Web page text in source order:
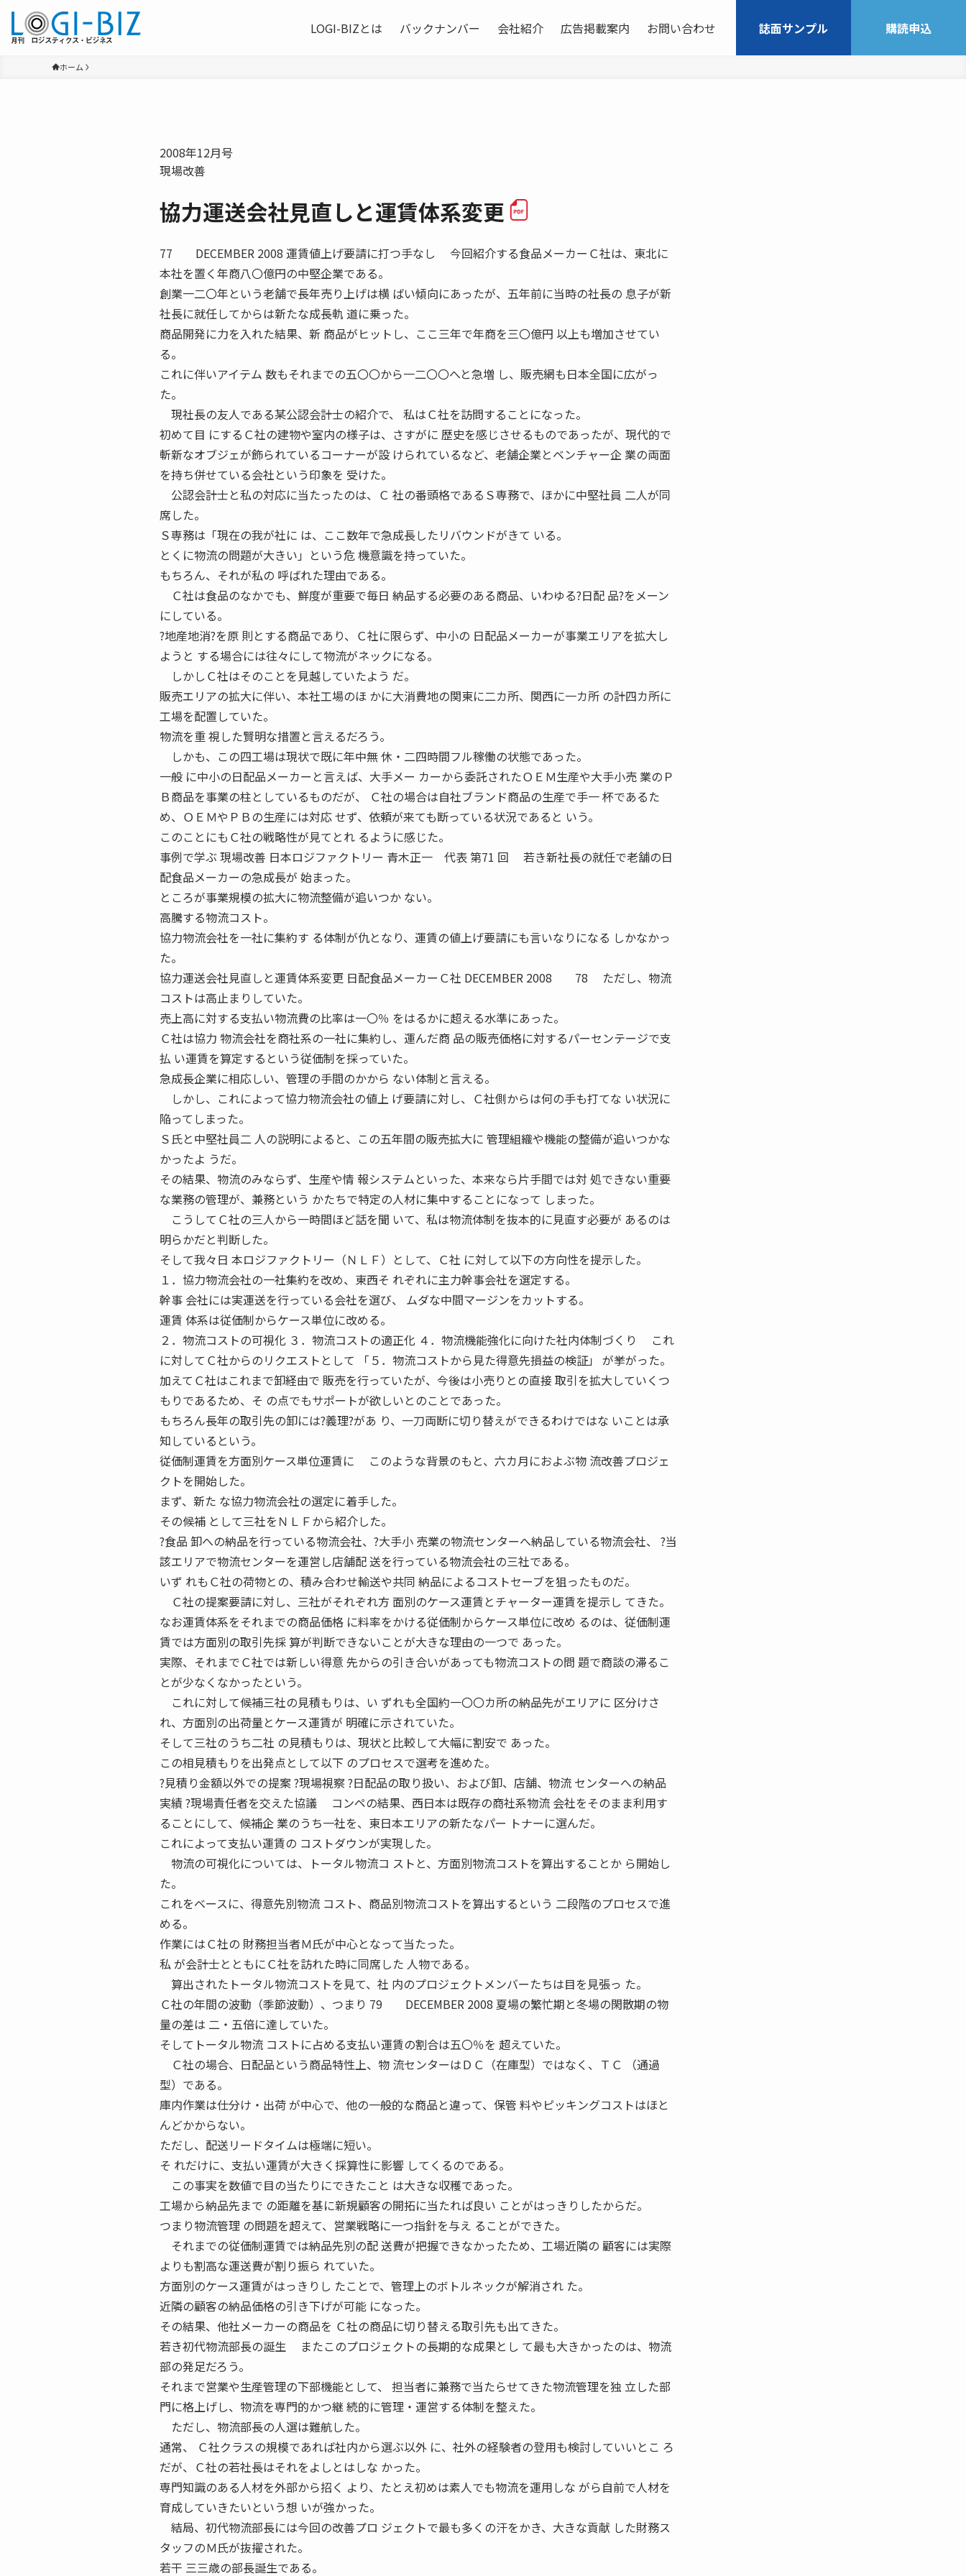
LOGI-BIZとは バックナンバー 会社紹介 広告掲載案内 お問い合わせ 誌面サンプル 購読申込
ホーム
2008年12月号
現場改善
協力運送会社見直しと運賃体系変更
77 DECEMBER 2008 運賃値上げ要請に打つ手なし 今回紹介する食品メーカーＣ社は、東北に
本社を置く年商八〇億円の中堅企業である。
創業一二〇年という老舗で長年売り上げは横 ばい傾向にあったが、五年前に当時の社長の 息子が新
社長に就任してからは新たな成長軌 道に乗った。
商品開発に力を入れた結果、新 商品がヒットし、ここ三年で年商を三〇億円 以上も増加させてい
る。
これに伴いアイテム 数もそれまでの五〇〇から一二〇〇へと急増 し、販売網も日本全国に広がっ
た。
現社長の友人である某公認会計士の紹介で、 私はＣ社を訪問することになった。
初めて目 にするＣ社の建物や室内の様子は、さすがに 歴史を感じさせるものであったが、現代的で
斬新なオブジェが飾られているコーナーが設 けられているなど、老舗企業とベンチャー企 業の両面
を持ち併せている会社という印象を 受けた。
公認会計士と私の対応に当たったのは、Ｃ 社の番頭格であるＳ専務で、ほかに中堅社員 二人が同
席した。
Ｓ専務は「現在の我が社に は、ここ数年で急成長したリバウンドがきて いる。
とくに物流の問題が大きい」という危 機意識を持っていた。
もちろん、それが私の 呼ばれた理由である。
Ｃ社は食品のなかでも、鮮度が重要で毎日 納品する必要のある商品、いわゆる?日配 品?をメーン
にしている。
?地産地消?を原 則とする商品であり、Ｃ社に限らず、中小の 日配品メーカーが事業エリアを拡大し
ようと する場合には往々にして物流がネックになる。
しかしＣ社はそのことを見越していたよう だ。
販売エリアの拡大に伴い、本社工場のほ かに大消費地の関東に二カ所、関西に一カ所 の計四カ所に
工場を配置していた。
物流を重 視した賢明な措置と言えるだろう。
しかも、この四工場は現状で既に年中無 休・二四時間フル稼働の状態であった。
一般 に中小の日配品メーカーと言えば、大手メー カーから委託されたＯＥＭ生産や大手小売 業のＰ
Ｂ商品を事業の柱としているものだが、 Ｃ社の場合は自社ブランド商品の生産で手一 杯であるた
め、ＯＥＭやＰＢの生産には対応 せず、依頼が来ても断っている状況であると いう。
このことにもＣ社の戦略性が見てとれ るように感じた。
事例で学ぶ 現場改善 日本ロジファクトリー 青木正一 代表 第71 回 若き新社長の就任で老舗の日
配食品メーカーの急成長が 始まった。
ところが事業規模の拡大に物流整備が追いつか ない。
高騰する物流コスト。
協力物流会社を一社に集約す る体制が仇となり、運賃の値上げ要請にも言いなりになる しかなかっ
た。
協力運送会社見直しと運賃体系変更 日配食品メーカーＣ社 DECEMBER 2008 78 ただし、物流
コストは高止まりしていた。
売上高に対する支払い物流費の比率は一〇％ をはるかに超える水準にあった。
Ｃ社は協力 物流会社を商社系の一社に集約し、運んだ商 品の販売価格に対するパーセンテージで支
払 い運賃を算定するという従価制を採っていた。
急成長企業に相応しい、管理の手間のかから ない体制と言える。
しかし、これによって協力物流会社の値上 げ要請に対し、Ｃ社側からは何の手も打てな い状況に
陥ってしまった。
Ｓ氏と中堅社員二 人の説明によると、この五年間の販売拡大に 管理組織や機能の整備が追いつかな
かったよ うだ。
その結果、物流のみならず、生産や情 報システムといった、本来なら片手間では対 処できない重要
な業務の管理が、兼務という かたちで特定の人材に集中することになって しまった。
こうしてＣ社の三人から一時間ほど話を聞 いて、私は物流体制を抜本的に見直す必要が あるのは
明らかだと判断した。
そして我々日 本ロジファクトリー（ＮＬＦ）として、Ｃ社 に対して以下の方向性を提示した。
１．協力物流会社の一社集約を改め、東西そ れぞれに主力幹事会社を選定する。
幹事 会社には実運送を行っている会社を選び、 ムダな中間マージンをカットする。
運賃 体系は従価制からケース単位に改める。
２．物流コストの可視化 ３．物流コストの適正化 ４．物流機能強化に向けた社内体制づくり これ
に対してＣ社からのリクエストとして 「５．物流コストから見た得意先損益の検証」 が挙がった。
加えてＣ社はこれまで卸経由で 販売を行っていたが、今後は小売りとの直接 取引を拡大していくつ
もりであるため、そ の点でもサポートが欲しいとのことであった。
もちろん長年の取引先の卸には?義理?があ り、一刀両断に切り替えができるわけではな いことは承
知しているという。
従価制運賃を方面別ケース単位運賃に このような背景のもと、六カ月におよぶ物 流改善プロジェ
クトを開始した。
まず、新た な協力物流会社の選定に着手した。
その候補 として三社をＮＬＦから紹介した。
?食品 卸への納品を行っている物流会社、?大手小 売業の物流センターへ納品している物流会社、 ?当
該エリアで物流センターを運営し店舗配 送を行っている物流会社の三社である。
いず れもＣ社の荷物との、積み合わせ輸送や共同 納品によるコストセーブを狙ったものだ。
Ｃ社の提案要請に対し、三社がそれぞれ方 面別のケース運賃とチャーター運賃を提示し てきた。
なお運賃体系をそれまでの商品価格 に料率をかける従価制からケース単位に改め るのは、従価制運
賃では方面別の取引先採 算が判断できないことが大きな理由の一つで あった。
実際、それまでＣ社では新しい得意 先からの引き合いがあっても物流コストの問 題で商談の滞るこ
とが少なくなかったという。
これに対して候補三社の見積もりは、い ずれも全国約一〇〇カ所の納品先がエリアに 区分けさ
れ、方面別の出荷量とケース運賃が 明確に示されていた。
そして三社のうち二社 の見積もりは、現状と比較して大幅に割安で あった。
この相見積もりを出発点として以下 のプロセスで選考を進めた。
?見積り金額以外での提案 ?現場視察 ?日配品の取り扱い、および卸、店舗、物流 センターへの納品
実績 ?現場責任者を交えた協議 コンペの結果、西日本は既存の商社系物流 会社をそのまま利用す
ることにして、候補企 業のうち一社を、東日本エリアの新たなパー トナーに選んだ。
これによって支払い運賃の コストダウンが実現した。
物流の可視化については、トータル物流コ ストと、方面別物流コストを算出することか ら開始し
た。
これをベースに、得意先別物流 コスト、商品別物流コストを算出するという 二段階のプロセスで進
める。
作業にはＣ社の 財務担当者Ｍ氏が中心となって当たった。
私 が会計士とともにＣ社を訪れた時に同席した 人物である。
算出されたトータル物流コストを見て、社 内のプロジェクトメンバーたちは目を見張っ た。
Ｃ社の年間の波動（季節波動）、つまり 79 DECEMBER 2008 夏場の繁忙期と冬場の閑散期の物
量の差は 二・五倍に達していた。
そしてトータル物流 コストに占める支払い運賃の割合は五〇％を 超えていた。
Ｃ社の場合、日配品という商品特性上、物 流センターはＤＣ（在庫型）ではなく、ＴＣ （通過
型）である。
庫内作業は仕分け・出荷 が中心で、他の一般的な商品と違って、保管 料やピッキングコストはほと
んどかからない。
ただし、配送リードタイムは極端に短い。
そ れだけに、支払い運賃が大きく採算性に影響 してくるのである。
この事実を数値で目の当たりにできたこと は大きな収穫であった。
工場から納品先まで の距離を基に新規顧客の開拓に当たれば良い ことがはっきりしたからだ。
つまり物流管理 の問題を超えて、営業戦略に一つ指針を与え ることができた。
それまでの従価制運賃では納品先別の配 送費が把握できなかったため、工場近隣の 顧客には実際
よりも割高な運送費が割り振ら れていた。
方面別のケース運賃がはっきりし たことで、管理上のボトルネックが解消され た。
近隣の顧客の納品価格の引き下げが可能 になった。
その結果、他社メーカーの商品を Ｃ社の商品に切り替える取引先も出てきた。
若き初代物流部長の誕生 またこのプロジェクトの長期的な成果とし て最も大きかったのは、物流
部の発足だろう。
それまで営業や生産管理の下部機能として、 担当者に兼務で当たらせてきた物流管理を独 立した部
門に格上げし、物流を専門的かつ継 続的に管理・運営する体制を整えた。
ただし、物流部長の人選は難航した。
通常、 Ｃ社クラスの規模であれば社内から選ぶ以外 に、社外の経験者の登用も検討していいとこ ろ
だが、Ｃ社の若社長はそれをよしとはしな かった。
専門知識のある人材を外部から招く より、たとえ初めは素人でも物流を運用しな がら自前で人材を
育成していきたいという想 いが強かった。
結局、初代物流部長には今回の改善プロ ジェクトで最も多くの汗をかき、大きな貢献 した財務ス
タッフのＭ氏が抜擢された。
若干 三三歳の部長誕生である。